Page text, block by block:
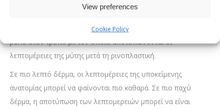
View preferences
Cookie Policy
Το πάχος και η ποιότητα του δέρματος παίζουν σημαντικό
ρόλο στον τρόπο με τον οποίο αποτυπώνονται οι
λεπτομέρειες της μύτης μετά τη ρινοπλαστική.
Σε πιο λεπτό δέρμα, οι λεπτομέρειες της υποκείμενης
ανατομίας μπορεί να φαίνονται πιο καθαρά. Σε πιο παχύ
δέρμα, η αποτύπωση των λεπτομερειών μπορεί να είναι